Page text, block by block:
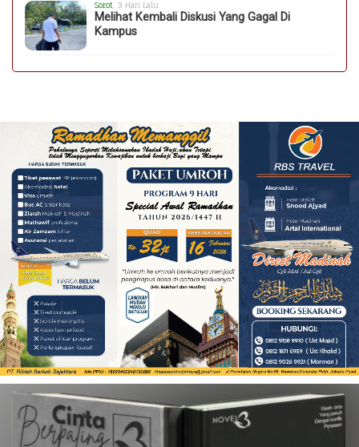
Sorot, 3 Hari Lalu
Melihat Kembali Diskusi Yang Gagal Di
Kampus